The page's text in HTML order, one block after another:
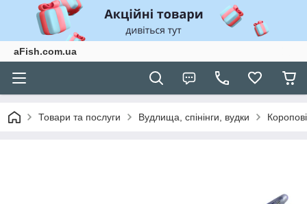
aFish.com.ua
Товари та послуги Вудлища, спінінги, вудки